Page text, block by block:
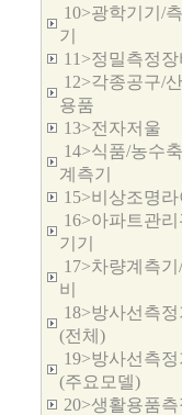
10>광학기기/
기
11>정밀측정장
12>각종공구/
용품
13>전자저울
14>식품/농수
계측기
15>비상조명라
16>아파트관리
기기
17>차량계측기
비
18>방사선측정
(전체)
19>방사선측정
(주요모델)
20>생활용품측